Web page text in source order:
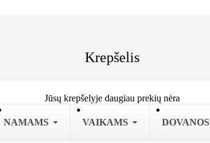
Krepšelis
Jūsų krepšelyje daugiau prekių nėra
NAMAMS VAIKAMS DOVANOS